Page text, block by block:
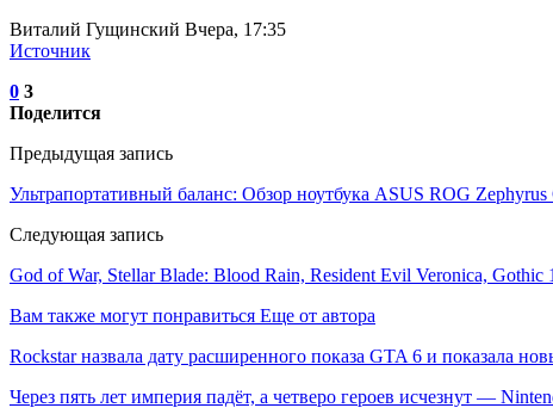
Виталий Гущинский Вчера, 17:35
Источник
0 3
Поделится
Предыдущая запись
Ультрапортативный баланс: Обзор ноутбука ASUS ROG
Следующая запись
God of War, Stellar Blade: Blood Rain, Resident Evil Veronica,
Вам также могут понравиться Еще от автора
Rockstar назвала дату расширенного показа GTA 6 и показала
Через пять лет империя падёт, а четверо героев исчезнут —